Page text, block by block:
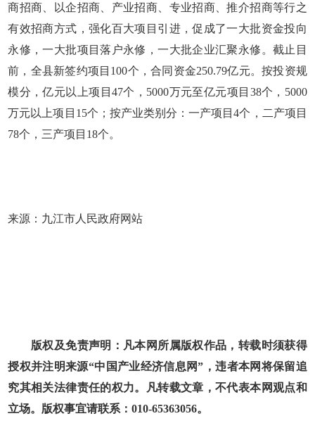
商招商、以企招商、产业招商、专业招商、推介招商等行之
有效招商方式，强化百大项目引进，促成了一大批资金投向
永修，一大批项目落户永修，一大批企业汇聚永修。截止目
前，全县新签约项目100个，合同资金250.79亿元。按投资规
模分，亿元以上项目47个，5000万元至亿元项目38个，5000
万元以上项目15个；按产业类别分：一产项目4个，二产项目
78个，三产项目18个。
来源：九江市人民政府网站
版权及免责声明：凡本网所属版权作品，转载时须获得
授权并注明来源“中国产业经济信息网”，违者本网将保留追
究其相关法律责任的权力。凡转载文章，不代表本网观点和
立场。版权事宜请联系：010-65363056。